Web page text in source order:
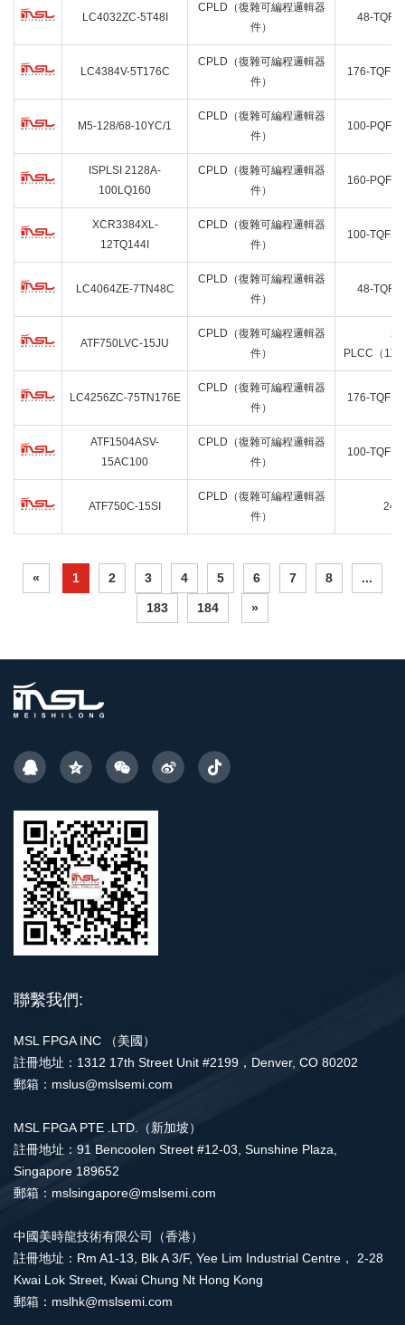
LC4032ZC-5T48I
CPLD（復雜可編程邏輯器
件）
48-TQFP
LC4384V-5T176C
CPLD（復雜可編程邏輯器
件）
176-TQFP
M5-128/68-10YC/1
CPLD（復雜可編程邏輯器
件）
100-PQFP
ISPLSI 2128A-
100LQ160
CPLD（復雜可編程邏輯器
件）
160-PQFP
XCR3384XL-
12TQ144I
CPLD（復雜可編程邏輯器
件）
100-TQFP
LC4064ZE-7TN48C
CPLD（復雜可編程邏輯器
件）
48-TQFP
ATF750LVC-15JU
CPLD（復雜可編程邏輯器
件）
PLCC（
LC4256ZC-75TN176E
CPLD（復雜可編程邏輯器
件）
176-TQFP
ATF1504ASV-
15AC100
CPLD（復雜可編程邏輯器
件）
100-TQFP
ATF750C-15SI
CPLD（復雜可編程邏輯器
件）
24-
« 1 2 3 4 5 6 7 8 ...
183 184 »
聯繫我們:
MSL FPGA INC （美國）
註冊地址：1312 17th Street Unit #2199，Denver, CO 80202
郵箱：mslus@mslsemi.com
MSL FPGA PTE .LTD.（新加坡）
註冊地址：91 Bencoolen Street #12-03, Sunshine Plaza,
Singapore 189652
郵箱：mslsingapore@mslsemi.com
中國美時龍技術有限公司（香港）
註冊地址：Rm A1-13, Blk A 3/F, Yee Lim Industrial Centre， 2-28
Kwai Lok Street, Kwai Chung Nt Hong Kong
郵箱：mslhk@mslsemi.com